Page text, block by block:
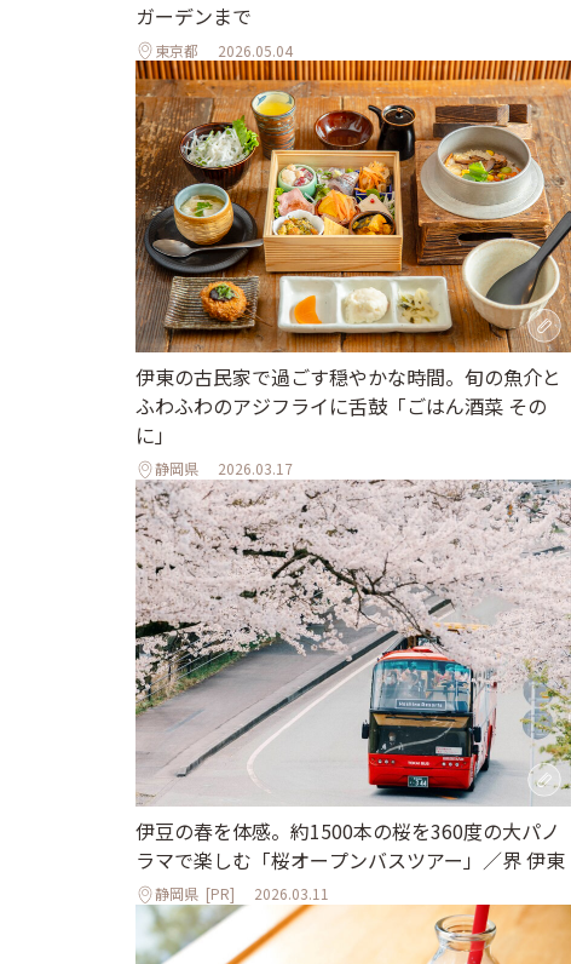
ガーデンまで
東京都 2026.05.04
伊東の古民家で過ごす穏やかな時間。旬の魚介と
ふわふわのアジフライに舌鼓「ごはん酒菜 その
に」
静岡県 2026.03.17
伊豆の春を体感。約1500本の桜を360度の大パノ
ラマで楽しむ「桜オープンバスツアー」／界 伊東
静岡県 [PR] 2026.03.11